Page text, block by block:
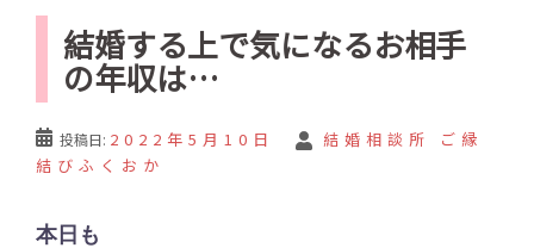
結婚する上で気になるお相手
の年収は…
投稿日: 2022年5月10日
結婚相談所 ご縁
結びふくおか
本日も